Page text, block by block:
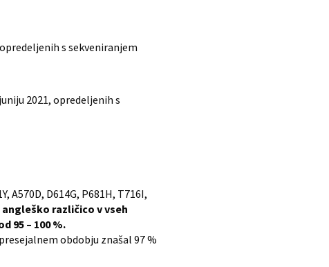
s sekveniranjem
2021, opredeljenih s
A570D, D614G, P681H, T716I,
različico v vseh
95 – 100 %.
obdobju znašal 97 %